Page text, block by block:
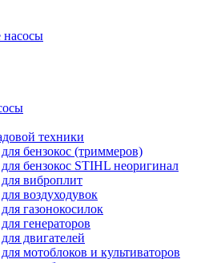
техники
бензокос (триммеров)
бензокос STIHL неоригинал
виброплит
воздуходувок
газонокосилок
генераторов
двигателей
мотоблоков и культиваторов